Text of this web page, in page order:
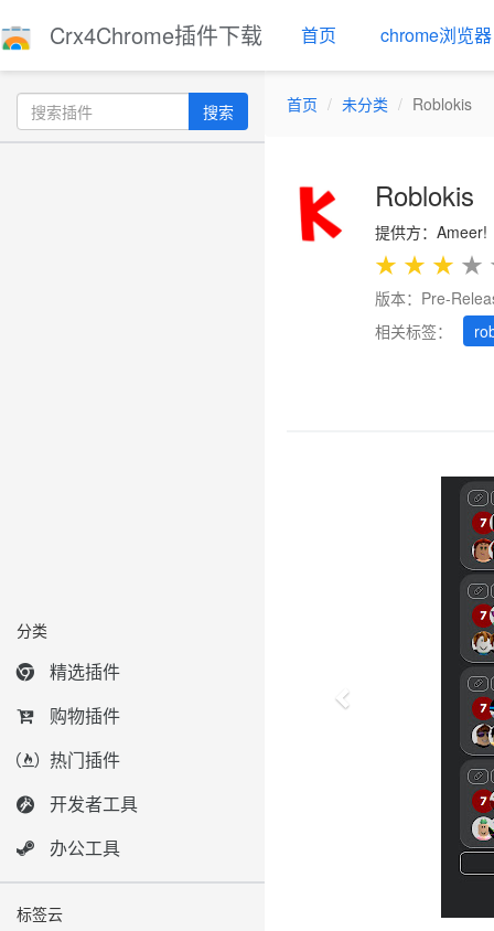
Crx4Chrome插件下载 首页 chrome浏览器
搜索
分类
精选插件
购物插件
热门插件
开发者工具
办公工具
标签云
首页 未分类 Roblokis
Roblokis
提供方：Ameer!
★ ★ ★ ★
版本：Pre-
相关标签：